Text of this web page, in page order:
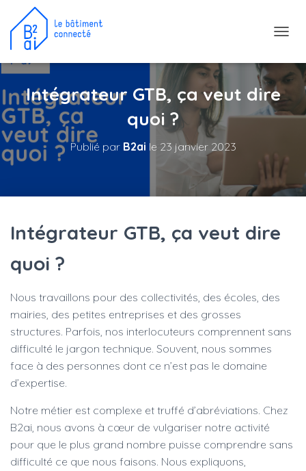
L
I
R
V
I
Intégrateur GTB, ça veut dire
quoi ?
Publié par B2ai le 23 janvier 2023
Intégrateur GTB, ça veut dire
quoi ?
Nous travaillons pour des collectivités, des écoles, des
mairies, des petites entreprises et des grosses
structures. Parfois, nos interlocuteurs comprennent sans
difficulté le jargon technique. Souvent, nous sommes
face à des personnes dont ce n’est pas le domaine
d’expertise.
Notre métier est complexe et truffé d’abréviations. Chez
B2ai, nous avons à cœur de vulgariser notre activité
pour que le plus grand nombre puisse comprendre sans
difficulté ce que nous faisons. Nous expliquons,